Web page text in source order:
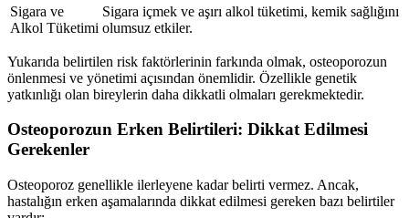
Sigara ve
Alkol Tüketimi
Sigara içmek ve aşırı alkol tüketimi, kemik sağlığını
olumsuz etkiler.
Yukarıda belirtilen risk faktörlerinin farkında olmak, osteoporozun
önlenmesi ve yönetimi açısından önemlidir. Özellikle genetik
yatkınlığı olan bireylerin daha dikkatli olmaları gerekmektedir.
Osteoporozun Erken Belirtileri: Dikkat Edilmesi
Gerekenler
Osteoporoz genellikle ilerleyene kadar belirti vermez. Ancak,
hastalığın erken aşamalarında dikkat edilmesi gereken bazı belirtiler